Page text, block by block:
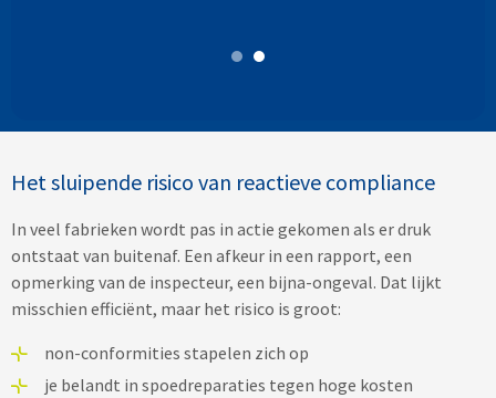
Het sluipende risico van reactieve compliance
In veel fabrieken wordt pas in actie gekomen als er druk
ontstaat van buitenaf. Een afkeur in een rapport, een
opmerking van de inspecteur, een bijna-ongeval. Dat lijkt
misschien efficiënt, maar het risico is groot:
non-conformities stapelen zich op
je belandt in spoedreparaties tegen hoge kosten